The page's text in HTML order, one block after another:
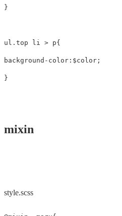
}
ul .top li > p{
background-color : $color ;
}
mixin
style.scss